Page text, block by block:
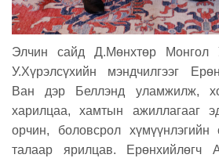
Элчин сайд Д.Мөнхтөр Монгол
У.Хүрэлсүхийн мэндчилгээг
Ван дэр Беллэнд уламжилж,
харилцаа, хамтын ажиллагааг
орчин, боловсрол хүмүүнлэгийн
талаар ярилцав. Ерөнхийлөгч